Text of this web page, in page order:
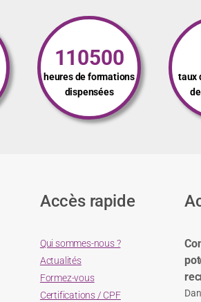
110500
heures de formations
dispensées
taux
Accès rapide
Qui sommes-nous ?
Actualités
Formez-vous
Certifications / CPF